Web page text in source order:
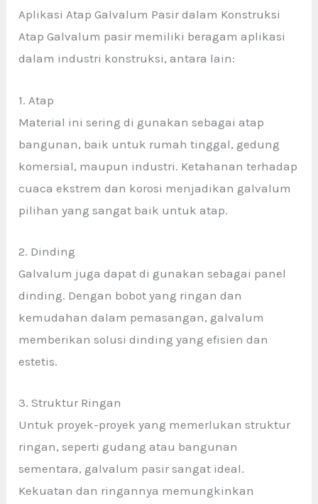
Aplikasi Atap Galvalum Pasir dalam Konstruksi
Atap Galvalum pasir memiliki beragam aplikasi
dalam industri konstruksi, antara lain:
1. Atap
Material ini sering di gunakan sebagai atap
bangunan, baik untuk rumah tinggal, gedung
komersial, maupun industri. Ketahanan terhadap
cuaca ekstrem dan korosi menjadikan galvalum
pilihan yang sangat baik untuk atap.
2. Dinding
Galvalum juga dapat di gunakan sebagai panel
dinding. Dengan bobot yang ringan dan
kemudahan dalam pemasangan, galvalum
memberikan solusi dinding yang efisien dan
estetis.
3. Struktur Ringan
Untuk proyek-proyek yang memerlukan struktur
ringan, seperti gudang atau bangunan
sementara, galvalum pasir sangat ideal.
Kekuatan dan ringannya memungkinkan